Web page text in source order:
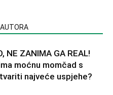
NE ZANIMA GA REAL!
moćnu momčad s
najveće uspjehe?